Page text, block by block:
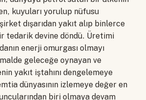
kuyuları yorulup nüfusu
dışarıdan yakıt alıp binlerce
tedarik devine döndü. Üretimi
enerji omurgası olmayı
geleceğe oynayan ve
yakıt iştahını dengelemeye
dünyasının izlemeye değer en
biri olmaya devam